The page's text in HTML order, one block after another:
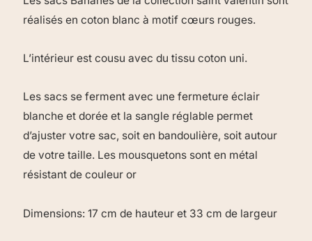
réalisés en coton blanc à motif cœurs rouges.
L’intérieur est cousu avec du tissu coton uni.
Les sacs se ferment avec une fermeture éclair
blanche et dorée et la sangle réglable permet
d’ajuster votre sac, soit en bandoulière, soit autour
de votre taille. Les mousquetons sont en métal
résistant de couleur or
Dimensions: 17 cm de hauteur et 33 cm de largeur